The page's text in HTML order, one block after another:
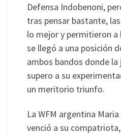
Defensa Indobenoni,
tras pensar bastante,
lo mejor y permitieron a
se llegó a una posición
ambos bandos donde la
supero a su
un meritorio triunfo.
La WFM argentina
venció a su